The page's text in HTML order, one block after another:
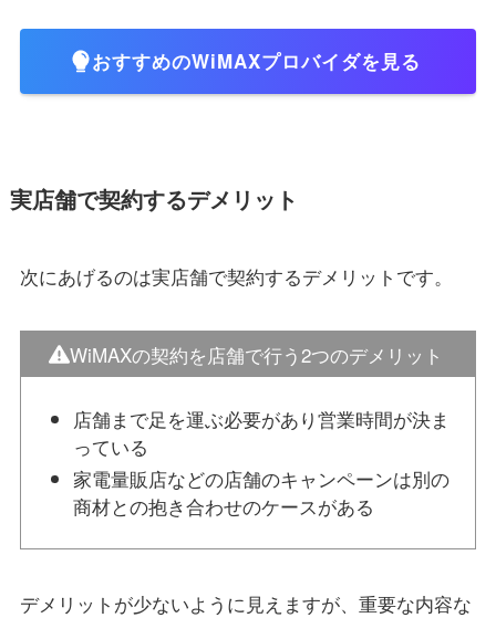
おすすめのWiMAXプロバイダを見る
実店舗で契約するデメリット
次にあげるのは実店舗で契約するデメリットです。
WiMAXの契約を店舗で行う2つのデメリット
店舗まで足を運ぶ必要があり営業時間が決ま
っている
家電量販店などの店舗のキャンペーンは別の
商材との抱き合わせのケースがある
デメリットが少ないように見えますが、重要な内容な